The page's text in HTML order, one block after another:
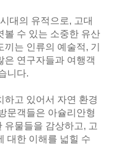
대의 유적으로, 고대
볼 수 있는 소중한 유산
는 인류의 예술적, 기
은 연구자들과 여행객
니다.
하고 있어서 자연 환경
문객들은 아슐리안형
유물들을 감상하고, 고
대한 이해를 넓힐 수